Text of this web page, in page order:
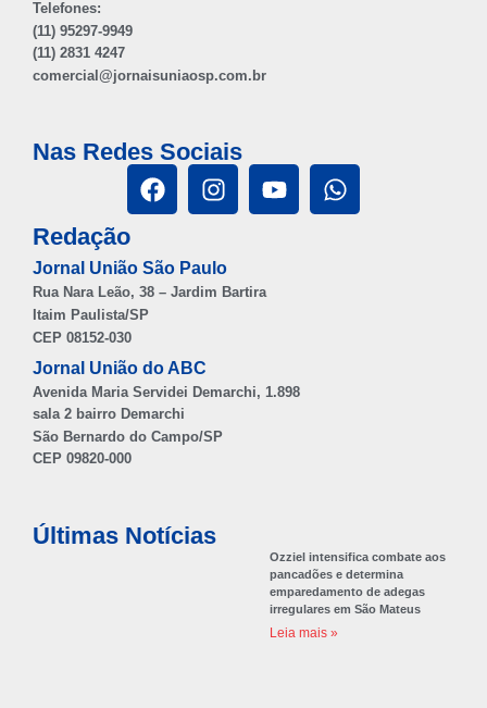
Telefones:
(11) 95297-9949
(11) 2831 4247
comercial@jornaisuniaosp.com.br
Nas Redes Sociais
Redação
Jornal União São Paulo
Rua Nara Leão, 38 – Jardim Bartira
Itaim Paulista/SP
CEP 08152-030
Jornal União do ABC
Avenida Maria Servidei Demarchi, 1.898
sala 2 bairro Demarchi
São Bernardo do Campo/SP
CEP 09820-000
Últimas Notícias
Ozziel intensifica combate aos
pancadões e determina
emparedamento de adegas
irregulares em São Mateus
Leia mais »